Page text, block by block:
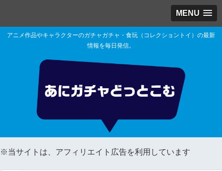
MENU
アニメ作品やキャラクターのガチャガチャ・食玩（コレクショントイ）の最新
情報を毎日発信。
※当サイトは、アフィリエイト広告を利用しています